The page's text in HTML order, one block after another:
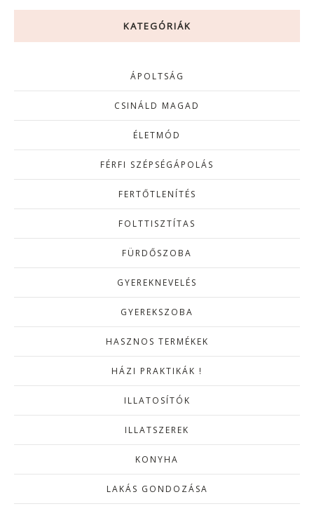
KATEGÓRIÁK
ÁPOLTSÁG
CSINÁLD MAGAD
ÉLETMÓD
FÉRFI SZÉPSÉGÁPOLÁS
FERTŐTLENÍTÉS
FOLTTISZTÍTAS
FÜRDŐSZOBA
GYEREKNEVELÉS
GYEREKSZOBA
HASZNOS TERMÉKEK
HÁZI PRAKTIKÁK !
ILLATOSÍTÓK
ILLATSZEREK
KONYHA
LAKÁS GONDOZÁSA